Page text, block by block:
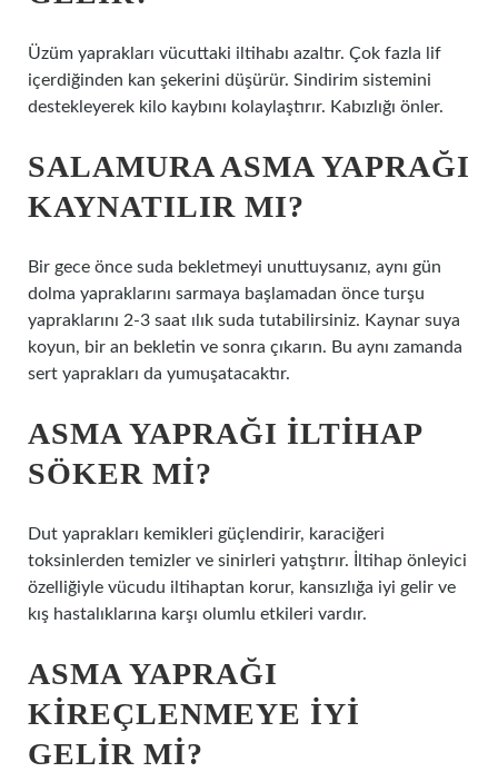
Üzüm yaprakları vücuttaki iltihabı azaltır. Çok fazla lif
içerdiğinden kan şekerini düşürür. Sindirim sistemini
destekleyerek kilo kaybını kolaylaştırır. Kabızlığı önler.
SALAMURA ASMA YAPRAĞI
KAYNATILIR MI?
Bir gece önce suda bekletmeyi unuttuysanız, aynı gün
dolma yapraklarını sarmaya başlamadan önce turşu
yapraklarını 2-3 saat ılık suda tutabilirsiniz. Kaynar suya
koyun, bir an bekletin ve sonra çıkarın. Bu aynı zamanda
sert yaprakları da yumuşatacaktır.
ASMA YAPRAĞI ILTIHAP
SÖKER MI?
Dut yaprakları kemikleri güçlendirir, karaciğeri
toksinlerden temizler ve sinirleri yatıştırır. İltihap önleyici
özelliğiyle vücudu iltihaptan korur, kansızlığa iyi gelir ve
kış hastalıklarına karşı olumlu etkileri vardır.
ASMA YAPRAĞI
KIREÇLENMEYE IYI
GELIR MI?